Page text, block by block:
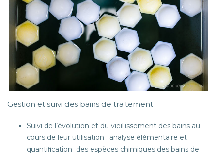
Gestion et suivi des bains de traitement
Suivi de l’évolution et du vieillissement des bains au
cours de leur utilisation : analyse élémentaire et
quantiﬁcation des espèces chimiques des bains de